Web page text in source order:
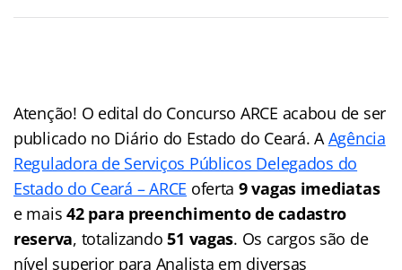
Atenção! O edital do Concurso ARCE acabou de ser
publicado no Diário do Estado do Ceará. AAgência
Reguladora de Serviços Públicos Delegados do
Estado do Ceará – ARCE oferta 9 vagas imediatas
e mais42 para preenchimento de cadastro
reserva, totalizando51 vagas. Os cargos são de
nível superior para Analista em diversas